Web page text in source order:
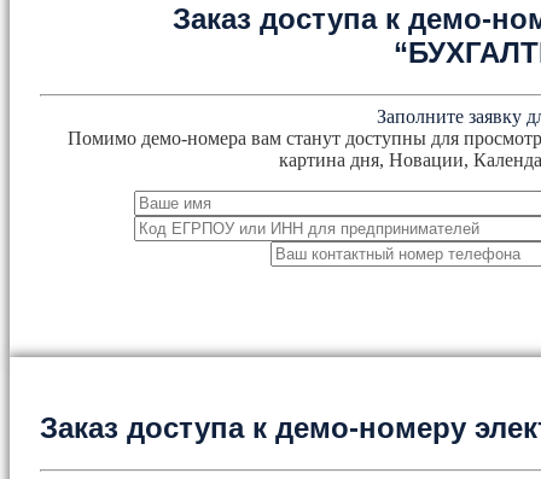
Заказ доступа к демо-
Заполните заявку
Помимо демо-номера вам станут доступны для
картина дня, Новации,
Заказ доступа к демо-номеру